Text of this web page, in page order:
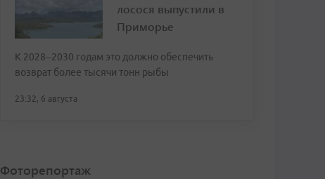
лосося выпустили в
Приморье
К 2028–2030 годам это должно обеспечить
возврат более тысячи тонн рыбы
23:32, 6 августа
Фоторепортаж